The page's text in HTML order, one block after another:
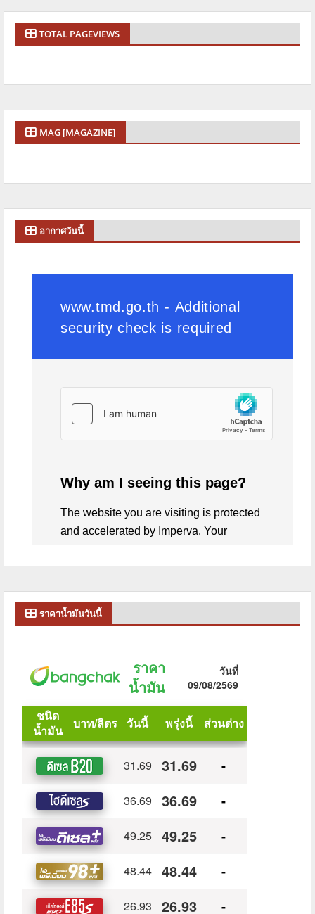
TOTAL PAGEVIEWS
MAG [MAGAZINE]
อากาศวันนี้
ราคาน้ำมันวันนี้